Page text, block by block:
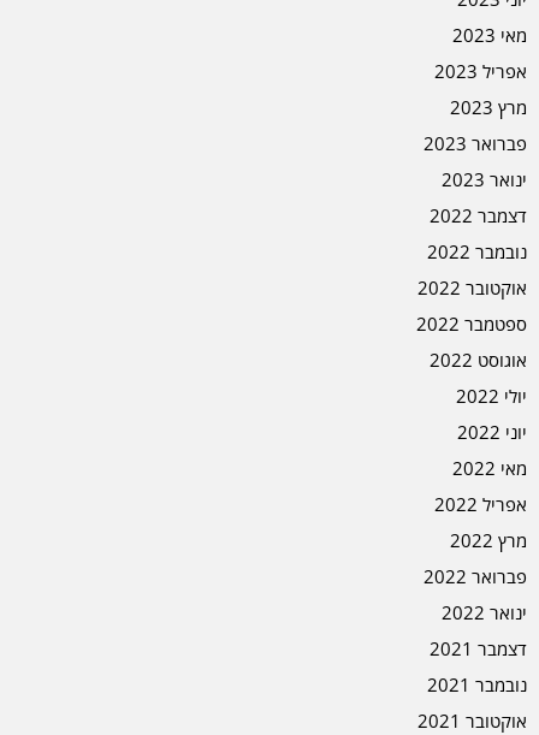
מאי 2023
אפריל 2023
מרץ 2023
פברואר 2023
ינואר 2023
דצמבר 2022
נובמבר 2022
אוקטובר 2022
ספטמבר 2022
אוגוסט 2022
יולי 2022
יוני 2022
מאי 2022
אפריל 2022
מרץ 2022
פברואר 2022
ינואר 2022
דצמבר 2021
נובמבר 2021
אוקטובר 2021